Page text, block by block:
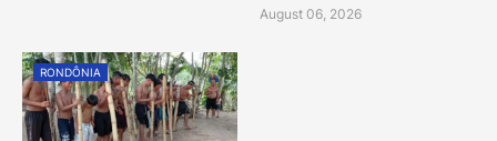
August 06, 2026
RONDÔNIA